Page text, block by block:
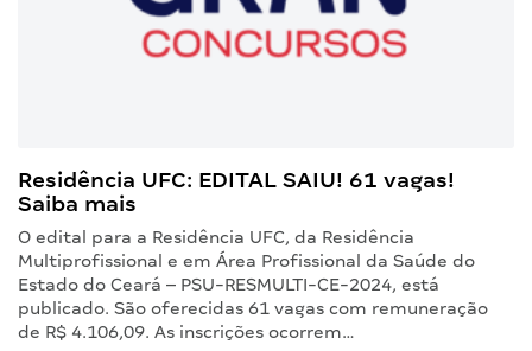
Residência UFC: EDITAL SAIU! 61 vagas!
Saiba mais
O edital para a Residência UFC, da Residência
Multiprofissional e em Área Profissional da Saúde do
Estado do Ceará – PSU-RESMULTI-CE-2024, está
publicado. São oferecidas 61 vagas com remuneração
de R$ 4.106,09. As inscrições ocorrem…